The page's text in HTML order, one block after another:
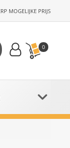
MOGELIJKE PRIJS
0